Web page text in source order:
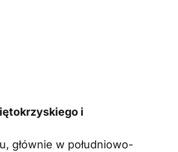
i
głównie w południowo-